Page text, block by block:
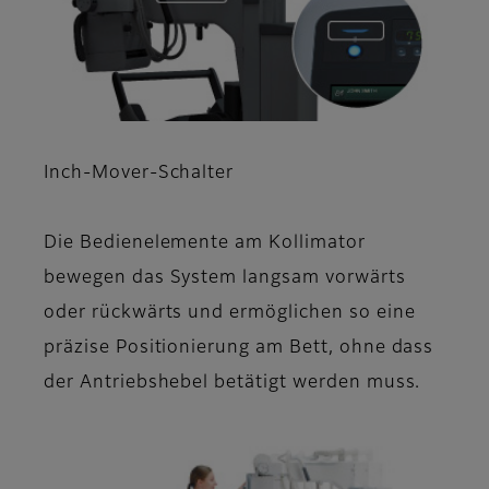
Inch-Mover-Schalter
Die Bedienelemente am Kollimator
bewegen das System langsam vorwärts
oder rückwärts und ermöglichen so eine
präzise Positionierung am Bett, ohne dass
der Antriebshebel betätigt werden muss.